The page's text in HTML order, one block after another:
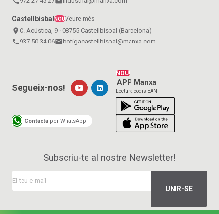
CastellbisbalNOUVeure més
place C. Acústica, 9 · 08755 Castellbisbal (Barcelona)
call 937 50 34 06emailbotigacastellbisbal@manxa.com
NOU!
APP Manxa
Lectura codis EAN
Segueix-nos!
Contacta per WhatsApp
Subscriu-te al nostre Newsletter!